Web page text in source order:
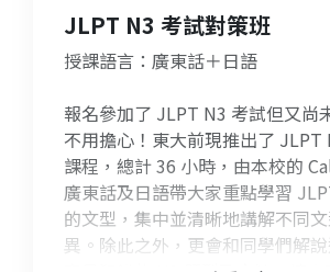
JLPT N3 考試對策班
授課語言：廣東話＋日語
報名參加了 JLPT N3 考試但又尚
不用擔心！東大前現推出了 JLPT
課程，總計 36 小時，由本校的
廣東話及日語帶大家重點學習
的文型，集中並清晰地講解不同
異。除此之外，更會和同學們解